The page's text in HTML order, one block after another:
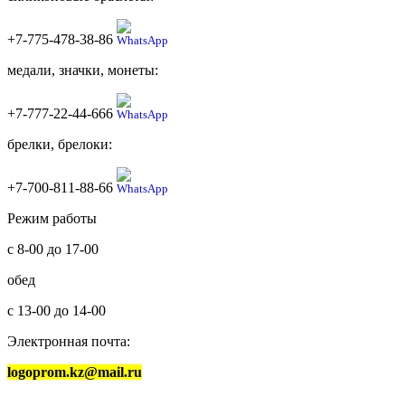
+7-775-478-38-86
медали, значки, монеты:
+7-777-22-44-666
брелки, брелоки:
+7-700-811-88-66
Режим работы
с 8-00 до 17-00
обед
с 13-00 до 14-00
Электронная почта:
logoprom.kz@mail.ru